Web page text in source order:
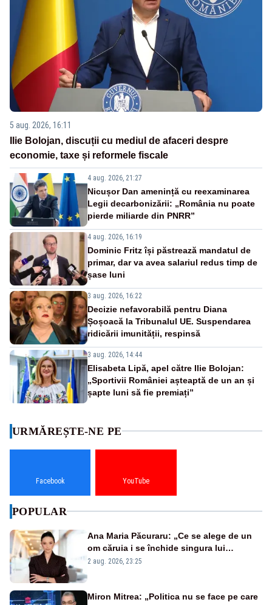
5 aug. 2026, 16:11
Ilie Bolojan, discuții cu mediul de afaceri despre
economie, taxe și reformele fiscale
4 aug. 2026, 21:27
Nicușor Dan amenință cu reexaminarea
Legii decarbonizării: „România nu poate
pierde miliarde din PNRR”
4 aug. 2026, 16:19
Dominic Fritz își păstrează mandatul de
primar, dar va avea salariul redus timp de
șase luni
3 aug. 2026, 16:22
Decizie nefavorabilă pentru Diana
Șoșoacă la Tribunalul UE. Suspendarea
ridicării imunității, respinsă
3 aug. 2026, 14:44
Elisabeta Lipă, apel către Ilie Bolojan:
„Sportivii României așteaptă de un an și
șapte luni să fie premiați”
URMĂREȘTE-NE PE
Facebook YouTube
POPULAR
Ana Maria Păcuraru: „Ce se alege de un
om căruia i se închide singura lui
portiță?”
2 aug. 2026, 23:25
Miron Mitrea: „Politica nu se face pe care